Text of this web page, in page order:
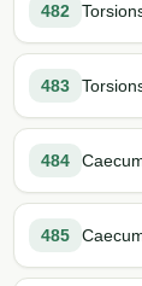
482
483
484
485